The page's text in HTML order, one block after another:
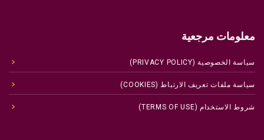
معلومات مرجعية
سياسة الخصوصية (PRIVACY POLICY)
سياسة ملفات تعريف الارتباط (COOKIES)
شروط الاستخدام (TERMS OF USE)